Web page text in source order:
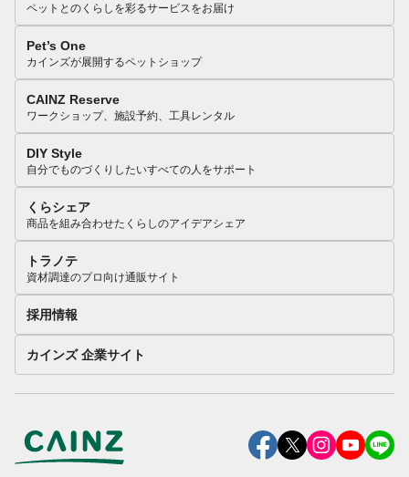
ペットとのくらしを彩るサービスをお届け
Pet’s One
カインズが展開するペットショップ
CAINZ Reserve
ワークショップ、施設予約、工具レンタル
DIY Style
自分でものづくりしたいすべての人をサポート
くらシェア
商品を組み合わせたくらしのアイデアシェア
トラノテ
資材調達のプロ向け通販サイト
採用情報
カインズ 企業サイト